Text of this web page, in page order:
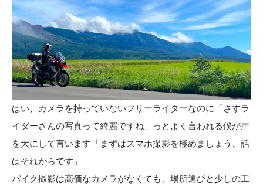
はい、カメラを持っていないフリーライターなのに「さすラ
イダーさんの写真って綺麗ですね」っとよく言われる僕が声
を大にして言います「まずはスマホ撮影を極めましょう、話
はそれからです」
バイク撮影は高価なカメラがなくても、場所選びと少しの工